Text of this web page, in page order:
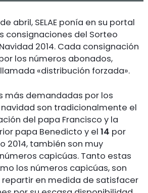
abril, SELAE ponía en su portal
consignaciones del Sorteo
2014. Cada consignación
los números abonados,
«distribución forzada».
más demandadas por los
son tradicionalmente el
del papa Francisco y la
papa Benedicto y el14 por
2014, también son muy
capicúas. Tanto estas
los números capicúas, son
en medida de satisfacer